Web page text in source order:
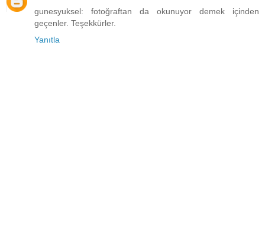
gunesyuksel: fotoğraftan da okunuyor demek içinden
geçenler. Teşekkürler.
Yanıtla